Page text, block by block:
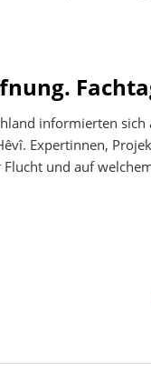
informierten
Expertinnen,
und auf